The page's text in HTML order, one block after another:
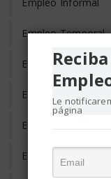
Empleo Temporal
Emprendedores
Entrevista de
Equilibrio Vida y
Estrés Laboral
Le
página